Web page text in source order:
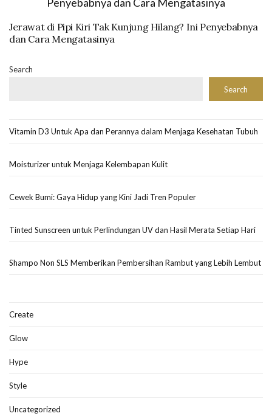
Jerawat di Pipi Kiri Tak Kunjung Hilang? Ini Penyebabnya
dan Cara Mengatasinya
Search
Search
Vitamin D3 Untuk Apa dan Perannya dalam Menjaga Kesehatan Tubuh
Moisturizer untuk Menjaga Kelembapan Kulit
Cewek Bumi: Gaya Hidup yang Kini Jadi Tren Populer
Tinted Sunscreen untuk Perlindungan UV dan Hasil Merata Setiap Hari
Shampo Non SLS Memberikan Pembersihan Rambut yang Lebih Lembut
Create
Glow
Hype
Style
Uncategorized